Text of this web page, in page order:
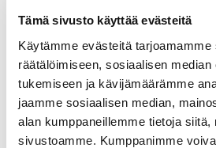
Tämä sivusto käyttää evästeitä
Käytämme evästeitä
räätälöimiseen, sosiaalisen median
tukemiseen ja kävijämäärämme
jaamme sosiaalisen median,
alan kumppaneillemme tietoja siitä,
sivustoamme. Kumppanimme
Ajankohtaista